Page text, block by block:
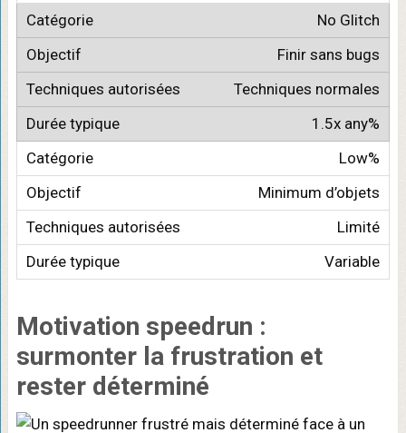
No Glitch
Finir sans bugs
Techniques normales
1.5x any%
Low%
Minimum d’objets
Limité
Variable
Motivation speedrun :
surmonter la frustration et
rester déterminé